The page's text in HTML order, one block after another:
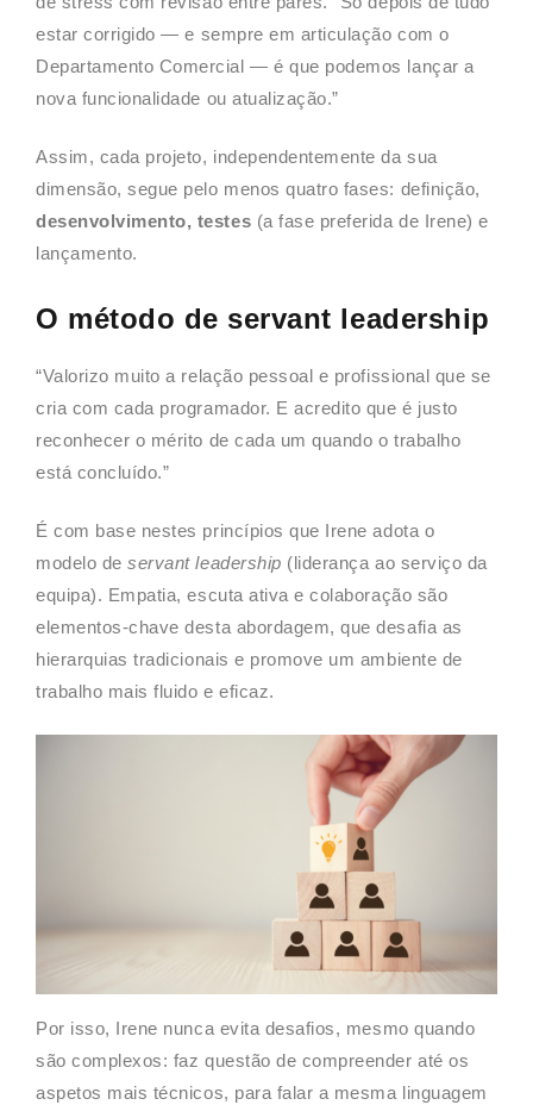
estar corrigido — e sempre em articulação com o
Departamento Comercial — é que podemos lançar a
nova funcionalidade ou atualização.”
Assim, cada projeto, independentemente da sua
dimensão, segue pelo menos quatro fases: definição,
desenvolvimento, testes (a fase preferida de Irene) e
lançamento.
O método de servant leadership
“Valorizo muito a relação pessoal e profissional que se
cria com cada programador. E acredito que é justo
reconhecer o mérito de cada um quando o trabalho
está concluído.”
É com base nestes princípios que Irene adota o
modelo deservant leadership (liderança ao serviço da
equipa). Empatia, escuta ativa e colaboração são
elementos-chave desta abordagem, que desafia as
hierarquias tradicionais e promove um ambiente de
trabalho mais fluido e eficaz.
Por isso, Irene nunca evita desafios, mesmo quando
são complexos: faz questão de compreender até os
aspetos mais técnicos, para falar a mesma linguagem